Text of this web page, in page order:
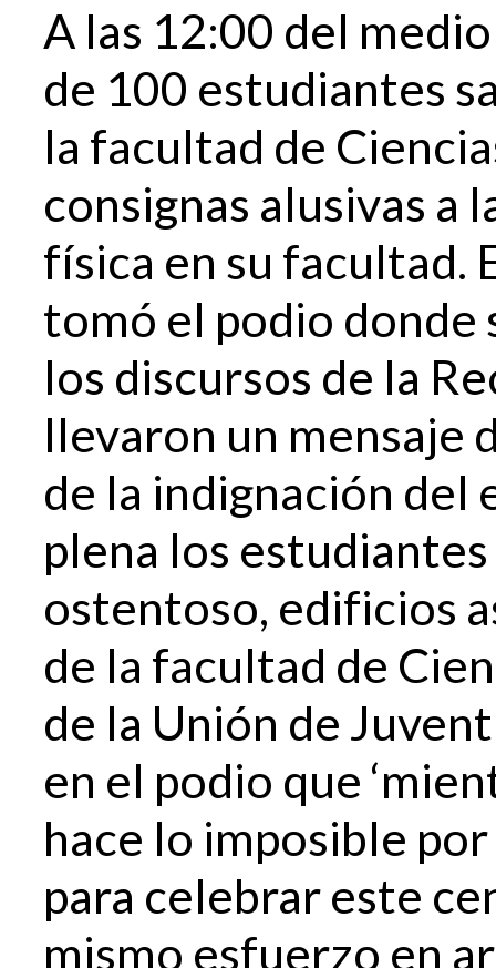
A las 12:00 del
de 100 estudiantes
la facultad de
consignas alusivas a
física en su facultad.
tomó el podio donde
los discursos de la
llevaron un mensaje
de la indignación del
plena los
ostentoso, edificios
de la facultad de
de la Unión de
en el podio que
hace lo imposible
para celebrar este
mismo esfuerzo en